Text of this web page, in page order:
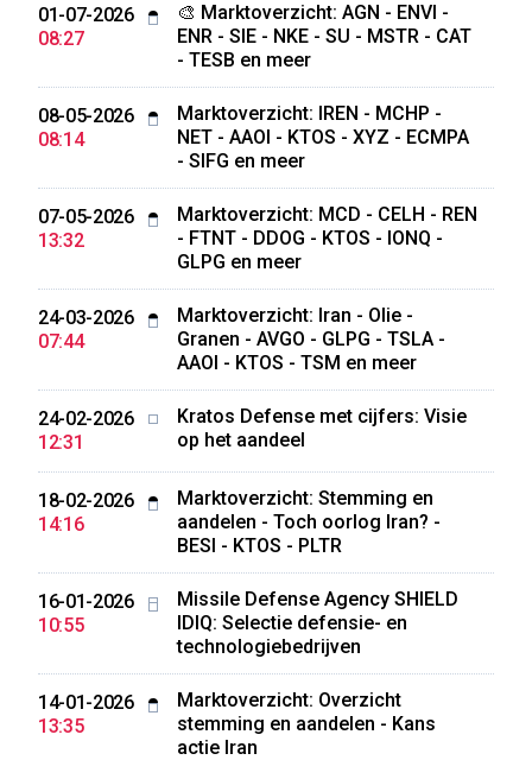
01-07-2026
08:27
🎨 Marktoverzicht: AGN - ENVI -
ENR - SIE - NKE - SU - MSTR - CAT
- TESB en meer
08-05-2026
08:14
Marktoverzicht: IREN - MCHP -
NET - AAOI - KTOS - XYZ - ECMPA
- SIFG en meer
07-05-2026
13:32
Marktoverzicht: MCD - CELH - REN
- FTNT - DDOG - KTOS - IONQ -
GLPG en meer
24-03-2026
07:44
Marktoverzicht: Iran - Olie -
Granen - AVGO - GLPG - TSLA -
AAOI - KTOS - TSM en meer
24-02-2026
12:31
Kratos Defense met cijfers: Visie
op het aandeel
18-02-2026
14:16
Marktoverzicht: Stemming en
aandelen - Toch oorlog Iran? -
BESI - KTOS - PLTR
16-01-2026
10:55
Missile Defense Agency SHIELD
IDIQ: Selectie defensie- en
technologiebedrijven
14-01-2026
13:35
Marktoverzicht: Overzicht
stemming en aandelen - Kans
actie Iran